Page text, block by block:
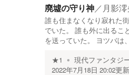
廃墟の守り神／ 月影
誰も住まなくなり寂れた
でいた。 誰も外に出るこ
を送っていた。 ヨツバ
★1 現代ファンタジ
2022年7月18日 20:02更新